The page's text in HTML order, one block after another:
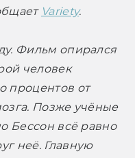
Variety.
Фильм опирался
человек
процентов от
Позже учёные
Бессон всё равно
неё. Главную